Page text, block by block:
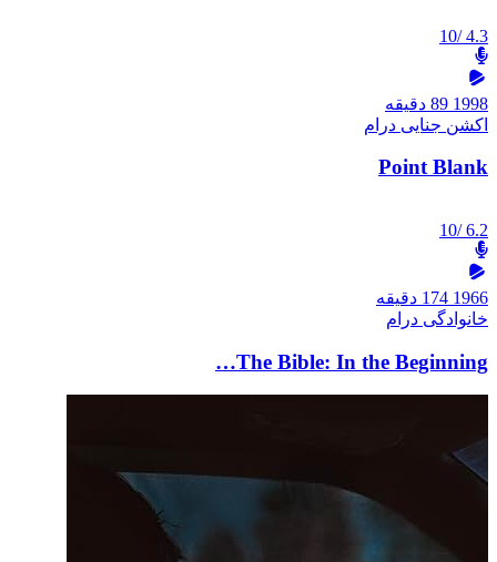
4.3
/10
1998 89 دقیقه
اکشن جنایی درام
Point Blank
6.2
/10
1966 174 دقیقه
خانوادگی درام
The Bible: In the Beginning…